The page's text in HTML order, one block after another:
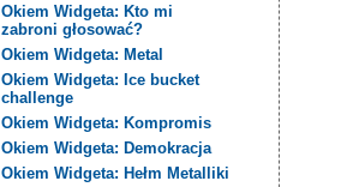
Okiem Widgeta: Kto mi
zabroni głosować?
Okiem Widgeta: Metal
Okiem Widgeta: Ice bucket
challenge
Okiem Widgeta: Kompromis
Okiem Widgeta: Demokracja
Okiem Widgeta: Hełm Metalliki